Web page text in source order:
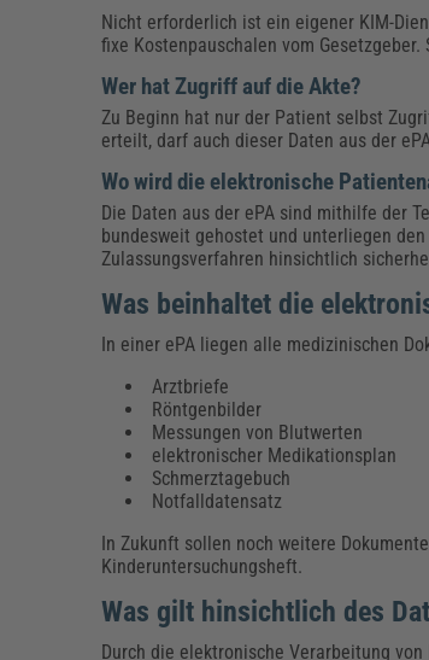
Nicht erforderlich ist ein eigener KIM-
fixe Kostenpauschalen vom
Wer hat Zugriff auf die Akte?
Zu Beginn hat nur der Patient selbst
erteilt, darf auch dieser Daten aus der
Wo wird die elektronische
Die Daten aus der ePA sind mithilfe der
bundesweit gehostet und unterliegen
Zulassungsverfahren hinsichtlich
Was beinhaltet die
In einer ePA liegen alle medizinischen
Arztbriefe
Röntgenbilder
Messungen von Blutwerten
elektronischer Medikationsplan
Schmerztagebuch
Notfalldatensatz
In Zukunft sollen noch weitere
Kinderuntersuchungsheft.
Was gilt hinsichtlich des
Durch die elektronische Verarbeitung